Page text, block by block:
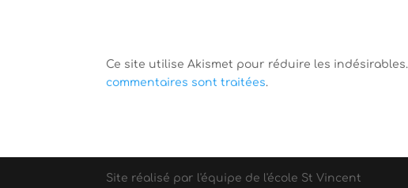
Ce site utilise Akismet pour réduire les indésirables.
commentaires sont traitées.
Site réalisé par l'équipe de l'école St Vincent